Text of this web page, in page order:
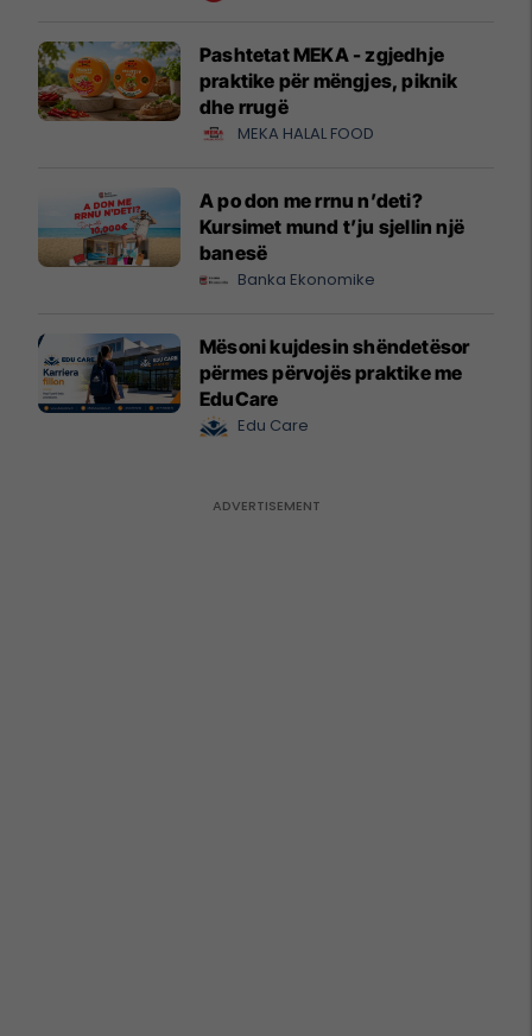
Pashtetat MEKA - zgjedhje
praktike për mëngjes, piknik
dhe rrugë
MEKA HALAL FOOD
A po don me rrnu n’deti?
Kursimet mund t’ju sjellin një
banesë
Banka Ekonomike
Mësoni kujdesin shëndetësor
përmes përvojës praktike me
EduCare
Edu Care